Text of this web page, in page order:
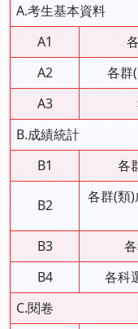
A.考生基本資料
A1
A2
各群
A3
B.成績統計
B1
各
B2
各群(類
B3
B4
各科
C.閱卷